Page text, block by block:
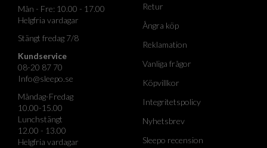
Mån - Fre: 10.00 - 17.00
Helgfria vardagar
Stängt fredag 7/8
Kundservice
08-20 87 70
Info@sleepo.se
Måndag-Fredag
10.00-15.00
Lunchstängt
12.00 - 13.00
Helgfria vardagar
Retur
Ångra köp
Reklamation
Vanliga frågor
Köpvillkor
Integritetspolicy
Nyhetsbrev
Sleepo recension